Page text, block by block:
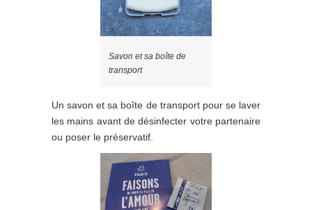
Savon et sa boîte de
transport
Un savon et sa boîte de transport pour se laver
les mains avant de désinfecter votre partenaire
ou poser le préservatif.